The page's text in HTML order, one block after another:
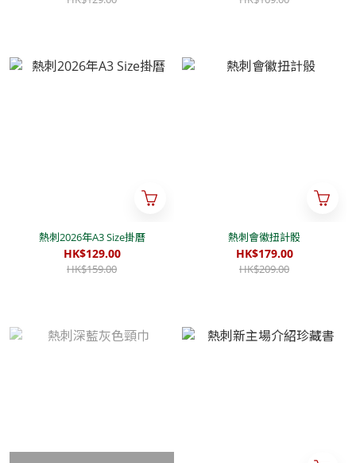
熱刺2026年A3 Size掛曆
HK$129.00
HK$159.00
熱刺會徽扭計骰
HK$179.00
HK$209.00